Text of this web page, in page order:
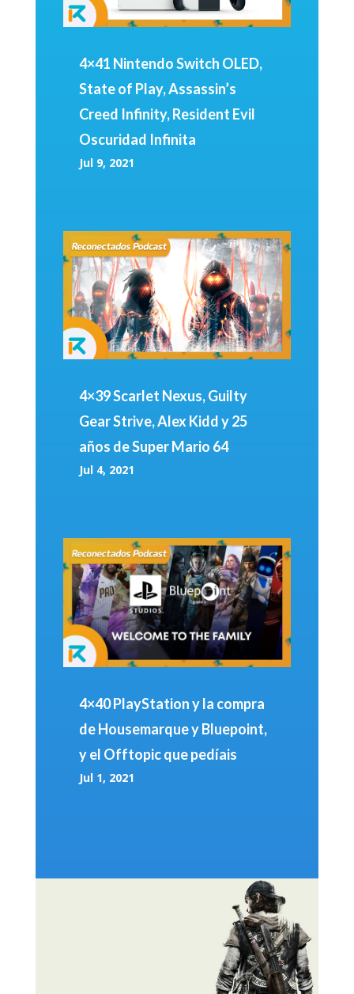
4×41 Nintendo Switch OLED,
State of Play, Assassin’s
Creed Infinity, Resident Evil
Oscuridad Infinita
Jul 9, 2021
4×39 Scarlet Nexus, Guilty
Gear Strive, Alex Kidd y 25
años de Super Mario 64
Jul 4, 2021
4×40 PlayStation y la compra
de Housemarque y Bluepoint,
y el Offtopic que pedíais
Jul 1, 2021